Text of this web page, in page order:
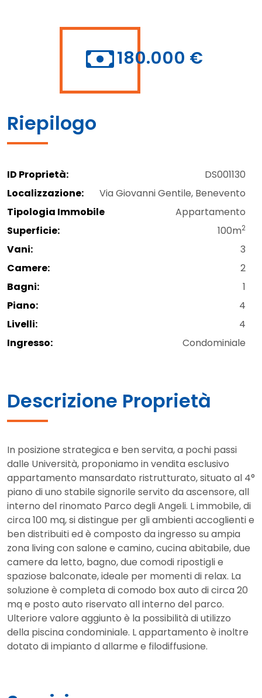
180.000 €
Riepilogo
ID Proprietà:
DS001130
Localizzazione:
Via Giovanni Gentile, Benevento
Tipologia Immobile
Appartamento
Superficie:
100m2
Vani:
3
Camere:
2
Bagni:
1
Piano:
4
Livelli:
4
Ingresso:
Condominiale
Descrizione Proprietà
In posizione strategica e ben servita, a pochi passi
dalle Università, proponiamo in vendita esclusivo
appartamento mansardato ristrutturato, situato al 4°
piano di uno stabile signorile servito da ascensore, all
interno del rinomato Parco degli Angeli. L immobile, di
circa 100 mq, si distingue per gli ambienti accoglienti e
ben distribuiti ed è composto da ingresso su ampia
zona living con salone e camino, cucina abitabile, due
camere da letto, bagno, due comodi ripostigli e
spaziose balconate, ideale per momenti di relax. La
soluzione è completa di comodo box auto di circa 20
mq e posto auto riservato all interno del parco.
Ulteriore valore aggiunto è la possibilità di utilizzo
della piscina condominiale. L appartamento è inoltre
dotato di impianto d allarme e filodiffusione.